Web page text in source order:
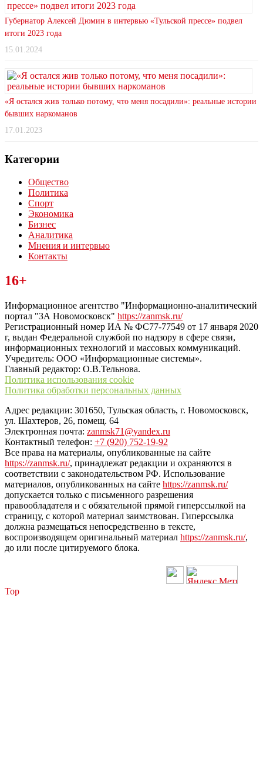
Губернатор Алексей Дюмин в интервью «Тульской прессе» подвел
итоги 2023 года
15.01.2024
«Я остался жив только потому, что меня посадили»: реальные истории
бывших наркоманов
17.01.2023
Категории
Общество
Политика
Спорт
Экономика
Бизнес
Аналитика
Мнения и интервью
Контакты
Читайте последние новости дня в Тульской области на сайте
“ЗаНовомосковск”
16+
Информационное агентство "Информационно-аналитический
портал "ЗА Новомосковск" https://zanmsk.ru/
Регистрационный номер ИА № ФС77-77549 от 17 января 2020
г, выдан Федеральной службой по надзору в сфере связи,
информационных технологий и массовых коммуникаций.
Учредитель: ООО «Информационные системы».
Главный редактор: О.В.Тельнова.
Политика использования cookie
Политика обработки персональных данных
Адрес редакции: 301650, Тульская область, г. Новомосковск,
ул. Шахтеров, 26, помещ. 64
Электронная почта: zanmsk71@yandex.ru
Контактный телефон: +7 (920) 752-19-92
Все права на материалы, опубликованные на сайте
https://zanmsk.ru/, принадлежат редакции и охраняются в
соответствии с законодательством РФ. Использование
материалов, опубликованных на сайте https://zanmsk.ru/
допускается только с письменного разрешения
правообладателя и с обязательной прямой гиперссылкой на
страницу, с которой материал заимствован. Гиперссылка
должна размещаться непосредственно в тексте,
воспроизводящем оригинальный материал https://zanmsk.ru/,
до или после цитируемого блока.
Top